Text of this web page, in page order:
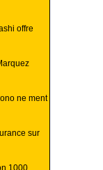
offre
ne ment
sur
1000